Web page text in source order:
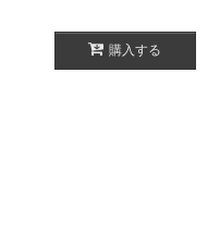
購入する